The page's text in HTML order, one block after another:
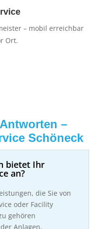
– mobil erreichbar
Ort.
–
Schöneck
bietet Ihr
an?
die Sie von
oder Facility
gehören
Anlagen,